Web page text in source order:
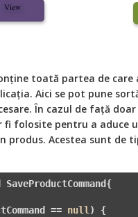
toată partea de
Aici se pot pune
În cazul de față
fi folosite pentru a aduce
produs. Acestea sunt de
SaveProductCommand{
== null ) {